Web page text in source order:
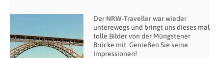
Der NRW-Travellerwar wieder
unterewegs und bringt uns dieses mal
tolle Bilder von der Müngstener
Brücke mit. Genießen Sie seine
Impressionen!